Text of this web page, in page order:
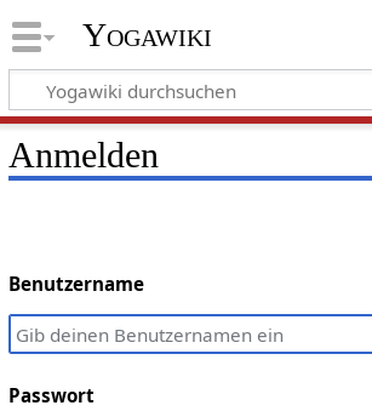
Yogawiki
Anmelden
Benutzername
Passwort